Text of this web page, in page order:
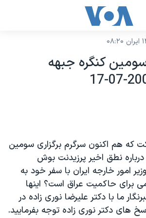
کنگره جبهه
که هم اکنون سرگرم برگزاری سومين
نطق اخير پرزيدنت بوش
امور خارجه ايران با سفر خود به
برای حاکميت عراق است؟ اينها
ما با دکتر عليرضا نوری زاده در
های دکتر نوری زاده توجه بفرماييد.